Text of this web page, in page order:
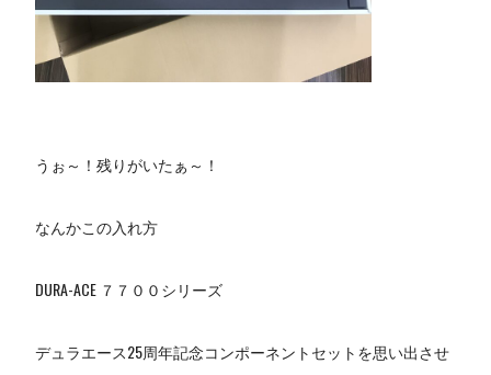
うぉ～！残りがいたぁ～！
なんかこの入れ方
DURA-ACE ７７００シリーズ
デュラエース25周年記念コンポーネントセットを思い出させ